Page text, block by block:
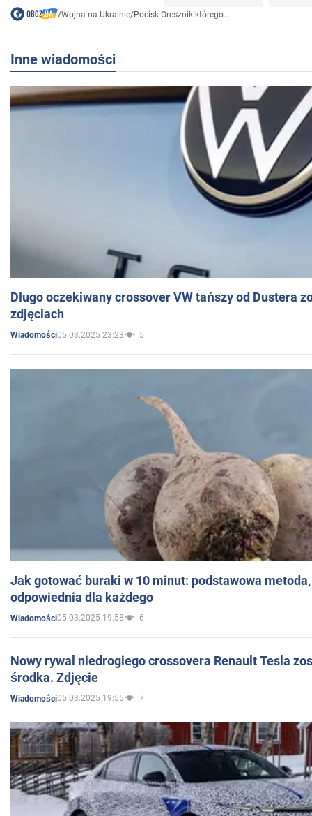
/Wojna na Ukrainie/Pocisk Oresznik którego...
Inne wiadomości
Długo oczekiwany crossover VW tańszy od Dustera
zdjęciach
Wiadomości05.03.2025 23:23 5
Jak gotować buraki w 10 minut: podstawowa
odpowiednia dla każdego
Wiadomości05.03.2025 19:58 6
Nowy rywal niedrogiego crossovera Renault Tesla
środka. Zdjęcie
Wiadomości05.03.2025 19:55 7